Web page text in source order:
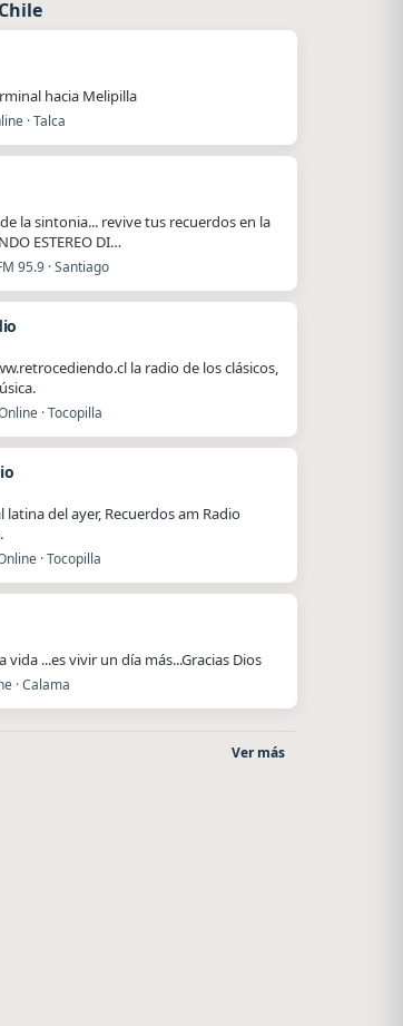
hacia Melipilla
· Talca
la sintonia... revive tus recuerdos en la
ESTEREO DI…
95.9 · Santiago
la radio de los clásicos,
· Tocopilla
latina del ayer, Recuerdos am Radio
· Tocopilla
vida ...es vivir un día más...Gracias Dios
· Calama
Ver más